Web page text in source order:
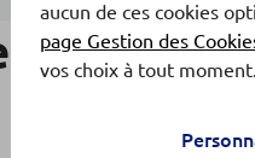
aucun de ces cookies
page Gestion des
vos choix à tout moment.